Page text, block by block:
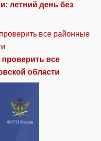
летний день без
все
области